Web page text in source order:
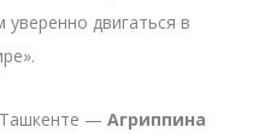
двигаться в
Ташкенте —Агриппина